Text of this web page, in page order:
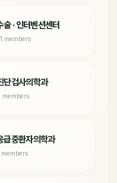
술 · 인터벤션센터
members
단검사의학과
members
급중환자의학과
members